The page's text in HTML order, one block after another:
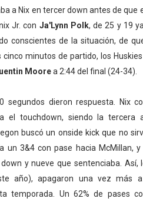
a Nix en tercer down antes de que
Jr. con Ja'Lynn Polk, de 25 y 19
conscientes de la situación, de
minutos de partido, los
Moorea 2:44 del final (24-34).
segundos dieron respuesta. Nix
el touchdown, siendo la tercera
buscó un onside kick que no
un 3&4 con pase hacia McMillan,
y nueve que sentenciaba.
año), apagaron una vez más
temporada. Un 62% de pases